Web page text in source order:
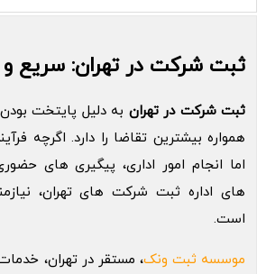
ثبت شرکت در تهران: سریع
ثبت شرکت در تهران به دلیل پایتخت
همواره بیشترین تقاضا را دارد. اگرچه
اما انجام امور اداری، پیگیری های
های اداره ثبت شرکت های تهران،
است.
موسسه ثبت ونک، مستقر در تهران،